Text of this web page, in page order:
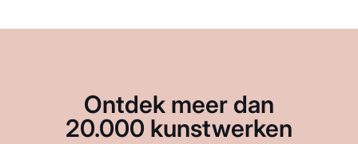
Ontdek meer dan
20.000 kunstwerken